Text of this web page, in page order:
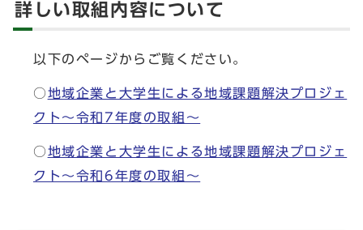
詳しい取組内容について
以下のページからご覧ください。
○地域企業と大学生による地域課題解決プロジェ
クト～令和7年度の取組～
○地域企業と大学生による地域課題解決プロジェ
クト～令和6年度の取組～